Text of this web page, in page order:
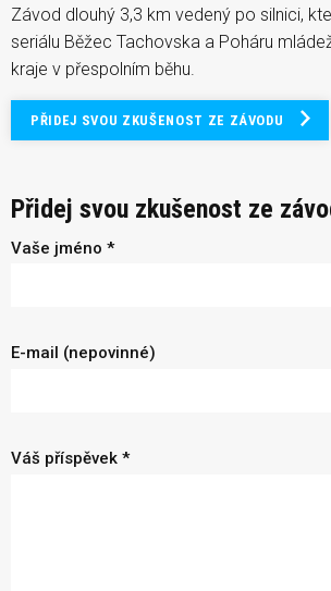
Závod dlouhý 3,3 km vedený po silnici,
seriálu Běžec Tachovska a Poháru
kraje v přespolním běhu.
PŘIDEJ SVOU ZKUŠENOST ZE ZÁVODU
Přidej svou zkušenost ze
Vaše jméno *
E-mail (nepovinné)
Váš příspěvek *